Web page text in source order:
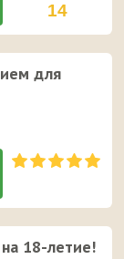
14
для
18-летие!